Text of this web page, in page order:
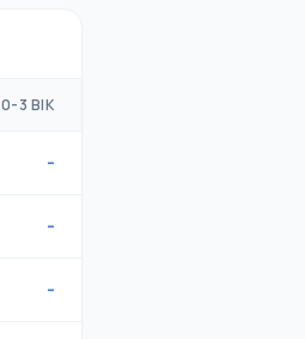
0-3 ВІК
-
-
-